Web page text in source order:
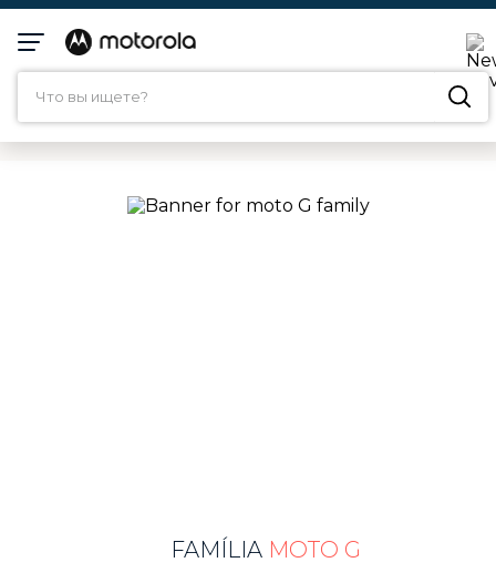
FAMÍLIA MOTO G